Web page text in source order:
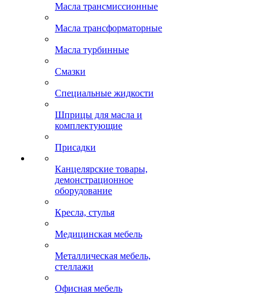
Масла трансмиссионные
Масла трансформаторные
Масла турбинные
Смазки
Специальные жидкости
Шприцы для масла и
комплектующие
Присадки
Канцелярские товары,
демонстрационное
оборудование
Кресла, стулья
Медицинская мебель
Металлическая мебель,
стеллажи
Офисная мебель